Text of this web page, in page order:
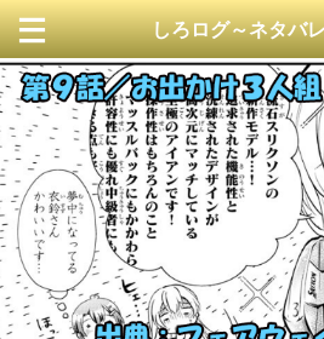
しろログ～ネタバ